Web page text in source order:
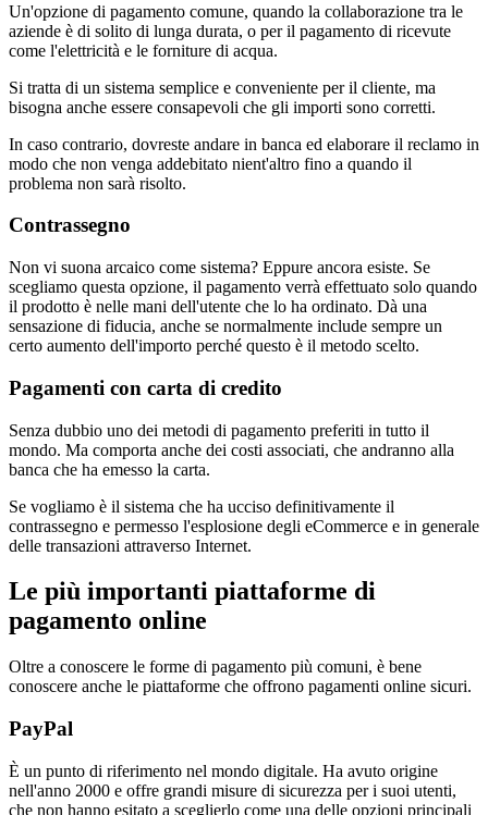
Un'opzione di pagamento comune, quando la collaborazione tra le
aziende è di solito di lunga durata, o per il pagamento di ricevute
come l'elettricità e le forniture di acqua.
Si tratta di un sistema semplice e conveniente per il cliente, ma
bisogna anche essere consapevoli che gli importi sono corretti.
In caso contrario, dovreste andare in banca ed elaborare il reclamo in
modo che non venga addebitato nient'altro fino a quando il
problema non sarà risolto.
Contrassegno
Non vi suona arcaico come sistema? Eppure ancora esiste. Se
scegliamo questa opzione, il pagamento verrà effettuato solo quando
il prodotto è nelle mani dell'utente che lo ha ordinato. Dà una
sensazione di fiducia, anche se normalmente include sempre un
certo aumento dell'importo perché questo è il metodo scelto.
Pagamenti con carta di credito
Senza dubbio uno dei metodi di pagamento preferiti in tutto il
mondo. Ma comporta anche dei costi associati, che andranno alla
banca che ha emesso la carta.
Se vogliamo è il sistema che ha ucciso definitivamente il
contrassegno e permesso l'esplosione degli eCommerce e in generale
delle transazioni attraverso Internet.
Le più importanti piattaforme di
pagamento online
Oltre a conoscere le forme di pagamento più comuni, è bene
conoscere anche le piattaforme che offrono pagamenti online sicuri.
PayPal
È un punto di riferimento nel mondo digitale. Ha avuto origine
nell'anno 2000 e offre grandi misure di sicurezza per i suoi utenti,
che non hanno esitato a sceglierlo come una delle opzioni principali